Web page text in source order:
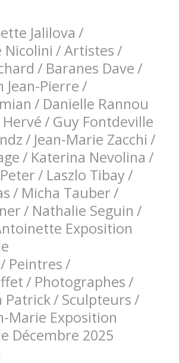
Jalilova /
/Artistes/
/ Baranes Dave/
Jean-Pierre/
/ Danielle Rannou
/ Guy Fontdeville
/ Jean-Marie Zacchi /
/ Katerina Nevolina /
/ Laszlo Tibay/
/ Micha Tauber/
/ Nathalie Seguin /
Exposition
/ Peintres/
/ Photographes/
Patrick/ Sculpteurs/
Marie Exposition
Décembre 2025